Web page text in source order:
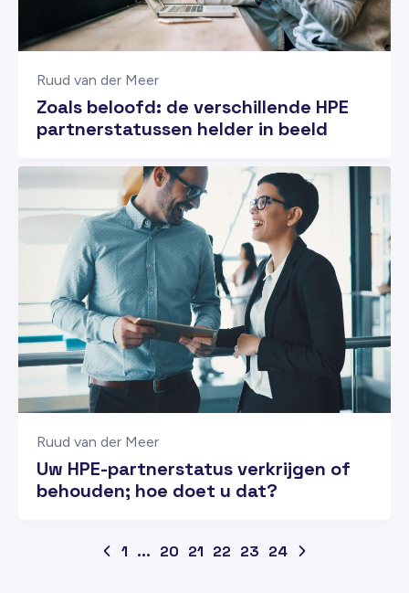
Ruud van der Meer
Zoals beloofd: de verschillende HPE
partnerstatussen helder in beeld
Ruud van der Meer
Uw HPE-partnerstatus verkrijgen of
behouden; hoe doet u dat?
1 ... 20 21 22 23 24